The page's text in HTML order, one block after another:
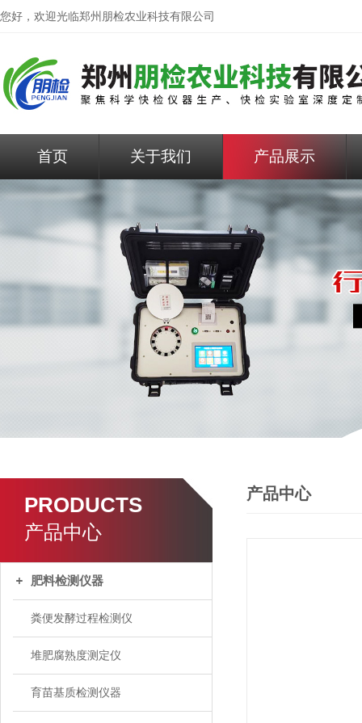
您好，欢迎光临郑州朋检农业科技有限公司
首页 关于我们 产品展示
PRODUCTS
产品中心
肥料检测仪器
粪便发酵过程检测仪
堆肥腐熟度测定仪
育苗基质检测仪器
产品中心